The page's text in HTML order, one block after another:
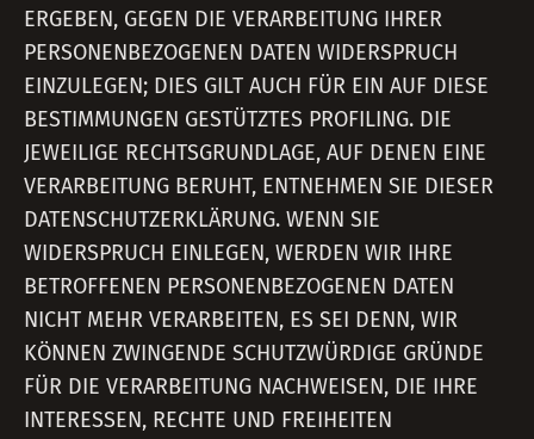
ERGEBEN, GEGEN DIE VERARBEITUNG IHRER
PERSONENBEZOGENEN DATEN WIDERSPRUCH
EINZULEGEN; DIES GILT AUCH FÜR EIN AUF DIESE
BESTIMMUNGEN GESTÜTZTES PROFILING. DIE
JEWEILIGE RECHTSGRUNDLAGE, AUF DENEN EINE
VERARBEITUNG BERUHT, ENTNEHMEN SIE DIESER
DATENSCHUTZERKLÄRUNG. WENN SIE
WIDERSPRUCH EINLEGEN, WERDEN WIR IHRE
BETROFFENEN PERSONENBEZOGENEN DATEN
NICHT MEHR VERARBEITEN, ES SEI DENN, WIR
KÖNNEN ZWINGENDE SCHUTZWÜRDIGE GRÜNDE
FÜR DIE VERARBEITUNG NACHWEISEN, DIE IHRE
INTERESSEN, RECHTE UND FREIHEITEN